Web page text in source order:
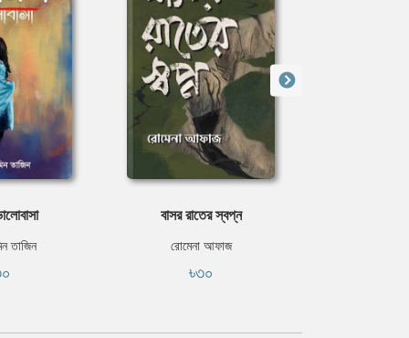
তাজিন
বাসর রাতের স্বপ্ন
রোমেনা আফাজ
৳৩০